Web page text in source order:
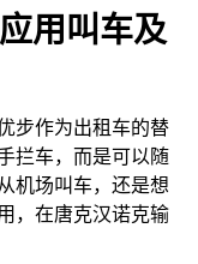
用叫车及
步作为出租车的替
拦车，而是可以随
机场叫车，还是想
，在唐克汉诺克输